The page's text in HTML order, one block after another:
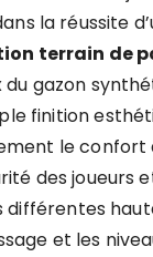
la réussite
terrain de
du gazon
finition
le confort
des joueurs
différentes
et les